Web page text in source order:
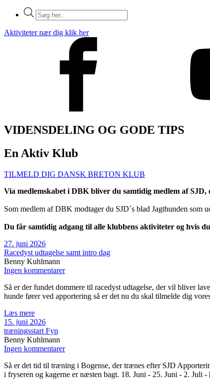
Products
search
Aktiviteter nær dig klik her
VIDENSDELING OG GODE TIPS
En Aktiv Klub
TILMELD DIG DANSK BRETON KLUB
Via medlemskabet i DBK bliver du samtidig medlem af
Som medlem af DBK modtager du SJD´s blad Jagthunden som
Du får samtidig adgang til alle klubbens aktiviteter og hvis
27. juni 2026
Racedyst udtagelse samt intro dag
Benny Kuhlmann
Ingen kommentarer
Så er der fundet dommere til racedyst udtagelse, der vil bliver
hunde fører ved apportering så er det nu du skal tilmelde dig
Læs mere
15. juni 2026
træningsstart Fyn
Benny Kuhlmann
Ingen kommentarer
Så er det tid til træning i Bogense, der trænes efter SJD
i fryseren og kagerne er næsten bagt. 18. Juni - 25. Juni - 2. Juli